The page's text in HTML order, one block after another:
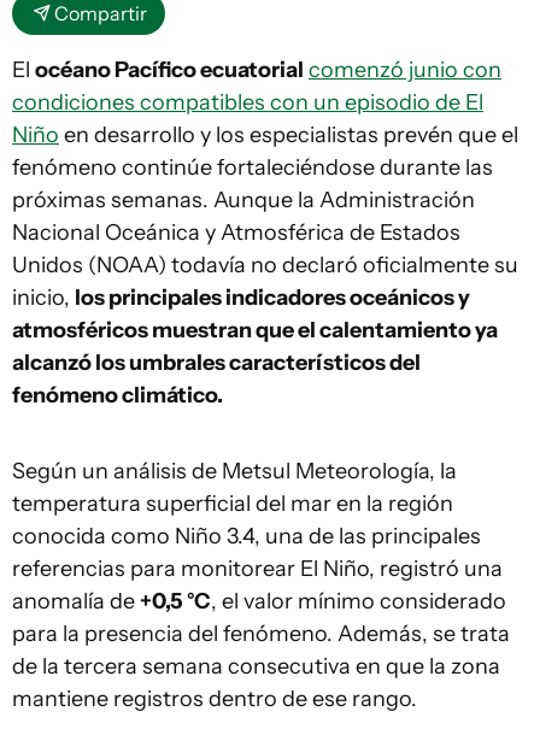
Compartir
El océano Pacífico ecuatorial comenzó junio con
condiciones compatibles con un episodio de El
Niño en desarrollo y los especialistas prevén que el
fenómeno continúe fortaleciéndose durante las
próximas semanas. Aunque la Administración
Nacional Oceánica y Atmosférica de Estados
Unidos (NOAA) todavía no declaró oficialmente su
inicio, los principales indicadores oceánicos y
atmosféricos muestran que el calentamiento ya
alcanzó los umbrales característicos del
fenómeno climático.
Según un análisis de Metsul Meteorología, la
temperatura superficial del mar en la región
conocida como Niño 3.4, una de las principales
referencias para monitorear El Niño, registró una
anomalía de +0,5 °C, el valor mínimo considerado
para la presencia del fenómeno. Además, se trata
de la tercera semana consecutiva en que la zona
mantiene registros dentro de ese rango.